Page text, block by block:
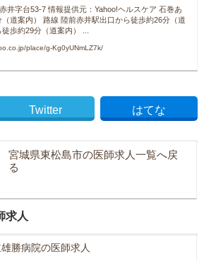
井字台53-7 情報提供元：Yahoo!ヘルスケア 石巻あ
道案内） 路線 陸前赤井駅出口から徒歩約26分（道
歩約29分（道案内） ...
place/g-Kg0yUNmLZ7k/
Twitter はてな
宮城県東松島市の医師求人一覧へ戻
る
求人
勝病院の医師求人